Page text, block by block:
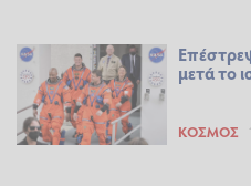
μετά το
ΚΌΣΜΟΣ